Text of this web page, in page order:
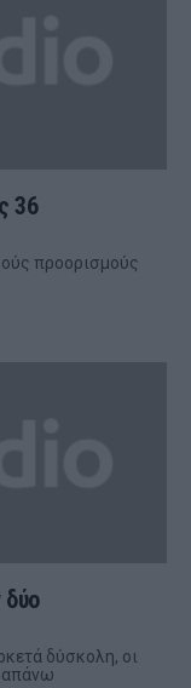
36
προορισμούς
δύο
δύσκολη, οι